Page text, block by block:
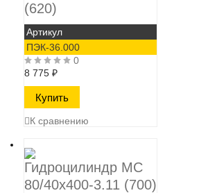
(620)
Артикул
ПЭК-36.000
0
8 775 ₽
К сравнению
Гидроцилиндр МС
80/40х400-3.11 (700)